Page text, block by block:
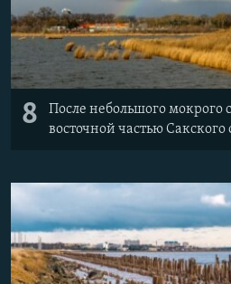
8
После небольшого мокрого
восточной частью Сакского